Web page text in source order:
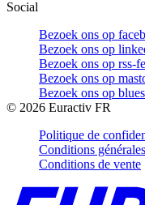
Social
Bezoek ons op
Bezoek ons op
Bezoek ons op rss-
Bezoek ons op
Bezoek ons op
© 2026 Euractiv FR
Politique de
Conditions générales
Conditions de vente